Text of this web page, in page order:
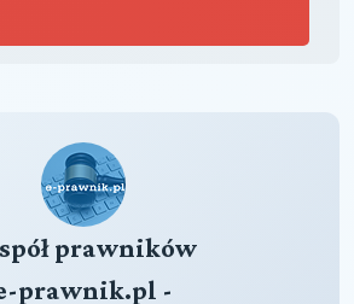
prawników
prawnik.pl -